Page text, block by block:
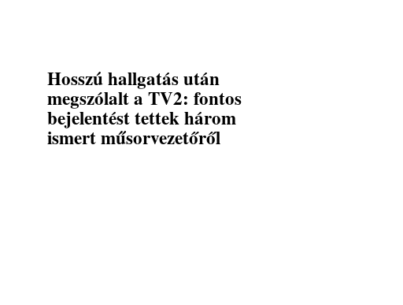
Hosszú hallgatás után
megszólalt a TV2: fontos
bejelentést tettek három
ismert műsorvezetőről